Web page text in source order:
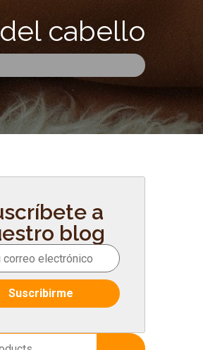
cabello
a
blog